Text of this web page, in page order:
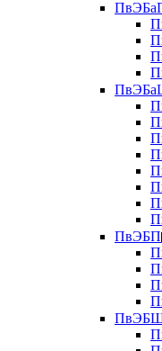
ПвЭБП